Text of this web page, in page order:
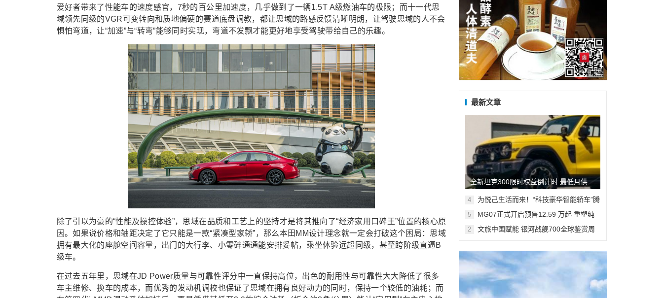
爱好者带来了性能车的速度感官，7秒的百公里加速度，几乎做到了一辆1.5T A级燃油车的极限；而十一代思
域领先同级的VGR可变转向和质地偏硬的赛道底盘调教，都让思域的路感反馈清晰明朗，让驾驶思域的人不会
惧怕弯道，让“加速”与“转弯”能够同时实现，弯道不发飘才能更好地享受驾驶带给自己的乐趣。
除了引以为豪的“性能及操控体验”，思域在品质和工艺上的坚持才是将其推向了“经济家用口碑王”位置的核心原
因。如果说价格和轴距决定了它只能是一款“紧凑型家轿”，那么本田MM设计理念就一定会打破这个困局：思域
拥有最大化的座舱空间容量，出门的大行李、小零碎通通能安排妥帖，乘坐体验远超同级，甚至跨阶级直逼B
级车。
在过去五年里，思域在JD Power质量与可靠性评分中一直保持高位，出色的耐用性与可靠性大大降低了很多
车主维修、换车的成本，而优秀的发动机调校也保证了思域在拥有良好动力的同时，保持一个较低的油耗；而
广告
最新文章
全新坦克300限时权益倒计时 最低月供
382元解锁人生大玩具
4
为悦己生活而来！“科技豪华智能轿车”腾
5
MG07正式开启预售12.59 万起 重塑纯
2
文旅中国赋能 银河战舰700全球鉴赏周